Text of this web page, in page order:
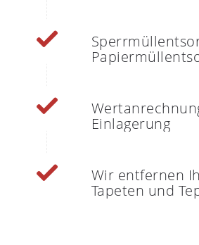
Einlagerung
Wir entfernen
Tapeten und